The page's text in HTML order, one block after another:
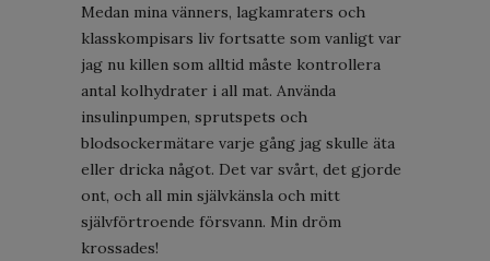
Medan mina vänners, lagkamraters och
klasskompisars liv fortsatte som vanligt var
jag nu killen som alltid måste kontrollera
antal kolhydrater i all mat. Använda
insulinpumpen, sprutspets och
blodsockermätare varje gång jag skulle äta
eller dricka något. Det var svårt, det gjorde
ont, och all min självkänsla och mitt
självförtroende försvann. Min dröm
krossades!